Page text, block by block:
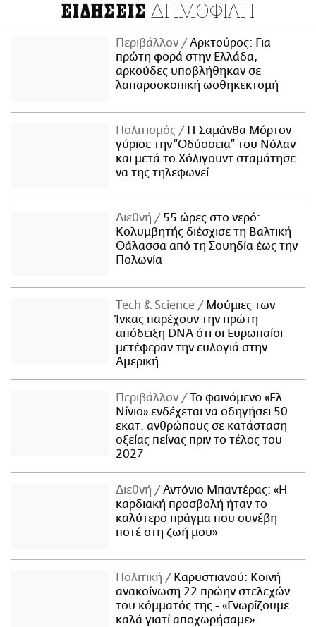
ΕΙΔΗΣΕΙΣ ΔΗΜΟΦΙΛΗ
Περιβάλλον
Αρκτούρος: Για
πρώτη φορά στην Ελλάδα,
αρκούδες υποβλήθηκαν σε
λαπαροσκοπική ωοθηκεκτομή
Πολιτισμός
Η Σαμάνθα Μόρτον
γύρισε την “Οδύσσεια” του Νόλαν
και μετά το Χόλιγουντ σταμάτησε
να της τηλεφωνεί
Διεθνή
55 ώρες στο νερό:
Κολυμβητής διέσχισε τη Βαλτική
Θάλασσα από τη Σουηδία έως την
Πολωνία
Τech & Science
Μούμιες των
Ίνκας παρέχουν την πρώτη
απόδειξη DNA ότι οι Ευρωπαίοι
μετέφεραν την ευλογιά στην
Αμερική
Περιβάλλον
Το φαινόμενο «Ελ
Νίνιο» ενδέχεται να οδηγήσει 50
εκατ. ανθρώπους σε κατάσταση
οξείας πείνας πριν το τέλος του
2027
Διεθνή
Αντόνιο Μπαντέρας: «Η
καρδιακή προσβολή ήταν το
καλύτερο πράγμα που συνέβη
ποτέ στη ζωή μου»
Πολιτική
Καρυστιανού: Κοινή
ανακοίνωση 22 πρώην στελεχών
του κόμματός της - «Γνωρίζουμε
καλά γιατί αποχωρήσαμε»